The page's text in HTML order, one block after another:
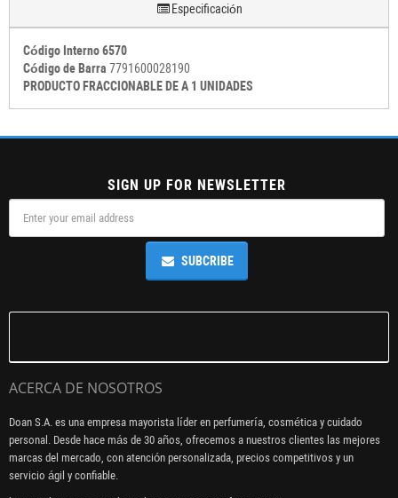
Especificación
Código Interno 6570
Código de Barra 7791600028190
PRODUCTO FRACCIONABLE DE A 1 UNIDADES
SIGN UP FOR NEWSLETTER
SUBCRIBE
ACERCA DE NOSOTROS
Doan S.A. es una empresa mayorista líder en perfumería, cosmética y cuidado
personal. Desde hace más de 30 años, ofrecemos a nuestros clientes las mejores
marcas del mercado, con atención personalizada, precios competitivos y un
servicio ágil y confiable.